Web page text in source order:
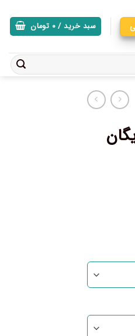
سبد خرید / ۰ تومان